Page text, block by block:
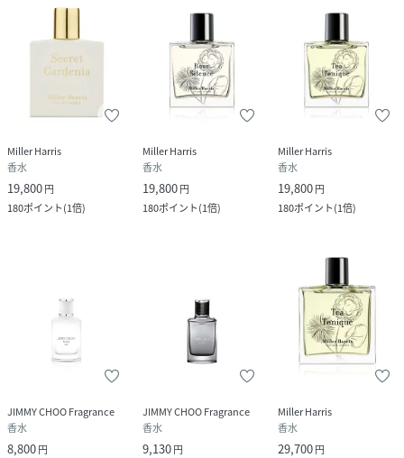
Miller Harris
香水
19,800円
180ポイント(1倍)
Miller Harris
香水
19,800円
180ポイント(1倍)
Miller Harris
香水
19,800円
180ポイント(1倍)
JIMMY CHOO Fragrance
香水
8,800円
JIMMY CHOO Fragrance
香水
9,130円
Miller Harris
香水
29,700円